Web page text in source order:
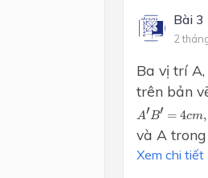
Bài 3
2
Ba vị trí A,
trên bản
A′B′ = 4cm,
A′ B′= m
và A
Xem chi tiết